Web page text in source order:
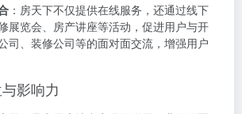
：房天下不仅提供在线服务，还通过线下
展览会、房产讲座等活动，促进用户与开
司、装修公司等的面对面交流，增强用户
影响力